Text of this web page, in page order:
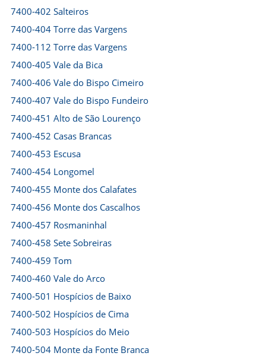
7400-402 Salteiros
7400-404 Torre das Vargens
7400-112 Torre das Vargens
7400-405 Vale da Bica
7400-406 Vale do Bispo Cimeiro
7400-407 Vale do Bispo Fundeiro
7400-451 Alto de São Lourenço
7400-452 Casas Brancas
7400-453 Escusa
7400-454 Longomel
7400-455 Monte dos Calafates
7400-456 Monte dos Cascalhos
7400-457 Rosmaninhal
7400-458 Sete Sobreiras
7400-459 Tom
7400-460 Vale do Arco
7400-501 Hospícios de Baixo
7400-502 Hospícios de Cima
7400-503 Hospícios do Meio
7400-504 Monte da Fonte Branca